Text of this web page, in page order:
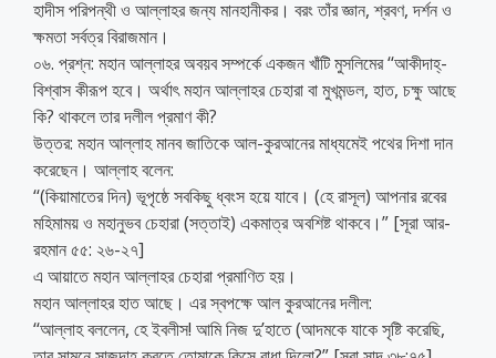
হাদীস পরিপন্থী ও আল্লাহর জন্য মানহানীকর। বরং তাঁর জ্ঞান, শ্রবণ, দর্শন ও
ক্ষমতা সর্বত্র বিরাজমান।
০৬. প্রশ্ন: মহান আল্লাহর অবয়ব সম্পর্কে একজন খাঁটি মুসলিমের ‘‘আকীদাহ্-
বিশ্বাস কীরূপ হবে। অর্থাৎ মহান আল্লাহর চেহারা বা মুখমন্ডল, হাত, চক্ষু আছে
কি? থাকলে তার দলীল প্রমাণ কী?
উত্তর: মহান আল্লাহ মানব জাতিকে আল-কুরআনের মাধ্যমেই পথের দিশা দান
করেছেন। আল্লাহ বলেন:
‘‘(কিয়ামাতের দিন) ভূপৃষ্ঠে সবকিছু ধ্বংস হয়ে যাবে। (হে রাসূল) আপনার রবের
মহিমাময় ও মহানুভব চেহারা (সত্তাই) একমাত্র অবশিষ্ট থাকবে।” [সূরা আর-
রহমান ৫৫: ২৬-২৭]
এ আয়াতে মহান আল্লাহর চেহারা প্রমাণিত হয়।
মহান আল্লাহর হাত আছে। এর স্বপক্ষে আল কুরআনের দলীল:
‘‘আল্লাহ বললেন, হে ইবলীস! আমি নিজ দু’হাতে (আদমকে যাকে সৃষ্টি করেছি,